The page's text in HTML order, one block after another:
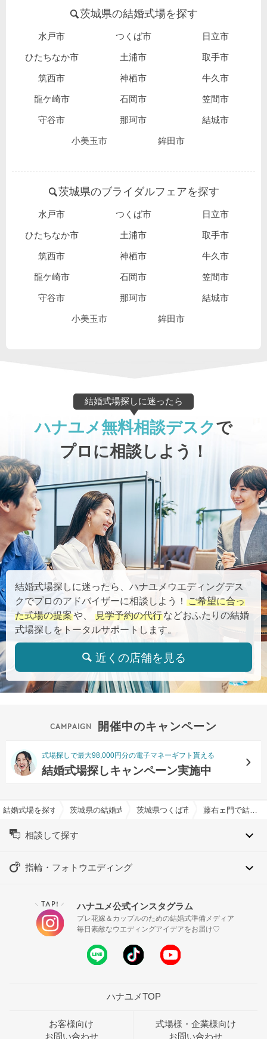
茨城県の結婚式場を探す
水戸市 つくば市 日立市
ひたちなか市 土浦市 取手市
筑西市 神栖市 牛久市
龍ケ崎市 石岡市 笠間市
守谷市 那珂市 結城市
小美玉市 鉾田市
茨城県のブライダルフェアを探す
水戸市 つくば市 日立市
ひたちなか市 土浦市 取手市
筑西市 神栖市 牛久市
龍ケ崎市 石岡市 笠間市
守谷市 那珂市 結城市
小美玉市 鉾田市
結婚式場探しに迷ったら
ハナユメ無料相談デスクで
プロに相談しよう！
結婚式場探しに迷ったら、ハナユメウエディングデス
クでプロのアドバイザーに相談しよう！ ご希望に合っ
た式場の提案や、 見学予約の代行などおふたりの結婚
式場探しをトータルサポートします。
近くの店舗を見る
開催中のキャンペーン
式場探しで最大98,000円分の電子マネーギフト貰える
結婚式場探しキャンペーン実施中
結婚式場を探すならハナユメ茨城県の結婚式場一覧茨城県つくば市の結婚式場一覧 藤右ェ門で結婚式
相談して探す
指輪・フォトウエディング
＼ TAP! ／ ハナユメ公式インスタグラム
プレ花嫁＆カップルのための結婚式準備メディア
毎日素敵なウエディングアイデアをお届け♡
ハナユメTOP
お客様向け
お問い合わせ
式場様・企業様向け
お問い合わせ